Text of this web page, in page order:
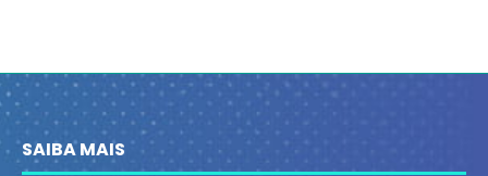
SAIBA MAIS